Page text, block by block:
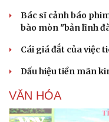
Bác sĩ cảnh báo
bào mòn "bản lĩnh
Cái giá đắt của việc
Dấu hiệu tiền mãn
VĂN HÓA